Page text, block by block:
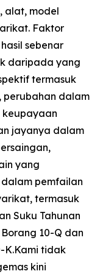
alat, model
Faktor
sebenar
daripada yang
termasuk
perubahan dalam
keupayaan
jayanya dalam
yang
pemfailan
termasuk
Suku Tahunan
10-Q dan
K.Kami tidak
kini